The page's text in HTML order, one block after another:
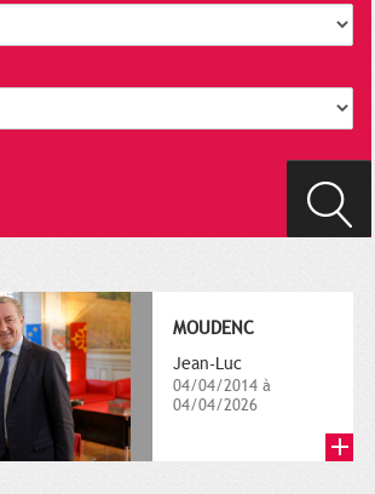
MOUDENC
Jean-Luc
04/04/2014 à
04/04/2026